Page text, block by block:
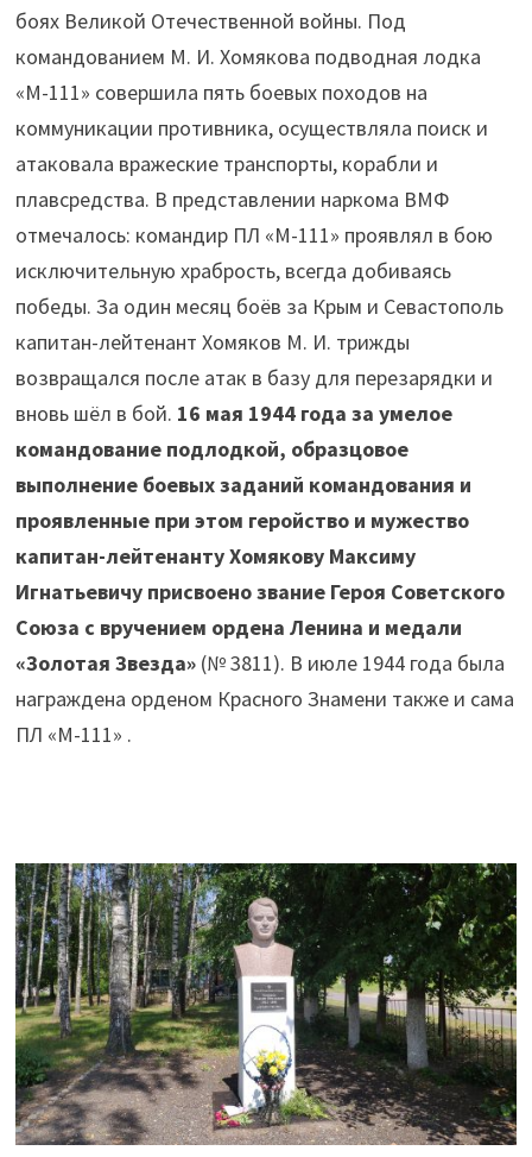
боях Великой Отечественной войны. Под
командованием М. И. Хомякова подводная лодка
«М-111» совершила пять боевых походов на
коммуникации противника, осуществляла поиск и
атаковала вражеские транспорты, корабли и
плавсредства. В представлении наркома ВМФ
отмечалось: командир ПЛ «М-111» проявлял в бою
исключительную храбрость, всегда добиваясь
победы. За один месяц боёв за Крым и Севастополь
капитан-лейтенант Хомяков М. И. трижды
возвращался после атак в базу для перезарядки и
вновь шёл в бой. 16 мая 1944 года за умелое
командование подлодкой, образцовое
выполнение боевых заданий командования и
проявленные при этом геройство и мужество
капитан-лейтенанту Хомякову Максиму
Игнатьевичу присвоено звание Героя Советского
Союза с вручением ордена Ленина и медали
«Золотая Звезда»(№ 3811). В июле 1944 года была
награждена орденом Красного Знамени также и сама
ПЛ «М-111» .